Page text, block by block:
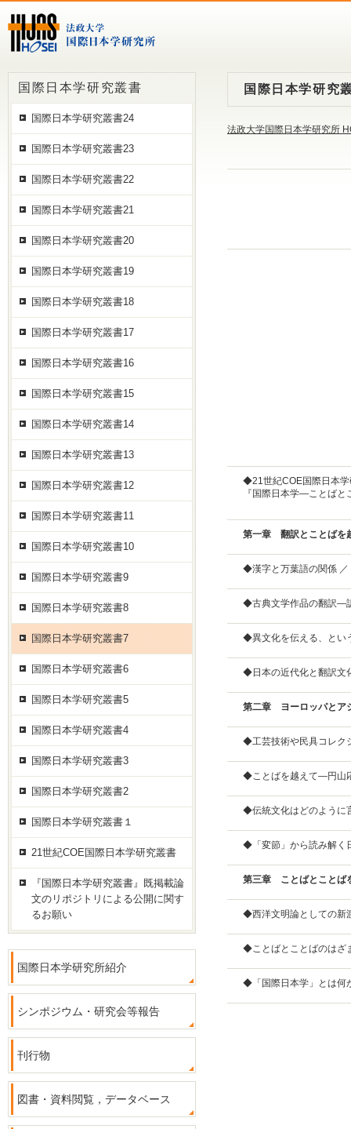
国際日本学研究
法政大学国際日本学研究所
◆21世紀COE国際日本学
『国際日本学―ことば
第一章 翻訳とことばを
◆漢字と万葉語の関係
◆古典文学作品の翻訳―
◆異文化を伝える、と
◆日本の近代化と翻訳
第二章 ヨーロッパとア
◆工芸技術や民具コレク
◆ことばを越えて―円山
◆伝統文化はどのように
◆「変節」から読み解く
第三章 ことばとことば
◆西洋文明論としての新
◆ことばとことばのはざ
◆「国際日本学」とは
国際日本学研究叢書
国際日本学研究叢書24
国際日本学研究叢書23
国際日本学研究叢書22
国際日本学研究叢書21
国際日本学研究叢書20
国際日本学研究叢書19
国際日本学研究叢書18
国際日本学研究叢書17
国際日本学研究叢書16
国際日本学研究叢書15
国際日本学研究叢書14
国際日本学研究叢書13
国際日本学研究叢書12
国際日本学研究叢書11
国際日本学研究叢書10
国際日本学研究叢書9
国際日本学研究叢書8
国際日本学研究叢書7
国際日本学研究叢書6
国際日本学研究叢書5
国際日本学研究叢書4
国際日本学研究叢書3
国際日本学研究叢書2
国際日本学研究叢書１
21世紀COE国際日本学研究叢書
『国際日本学研究叢書』既掲載論
文のリポジトリによる公開に関す
るお願い
国際日本学研究所紹介
シンポジウム・研究会等報告
刊行物
図書・資料閲覧，データベース